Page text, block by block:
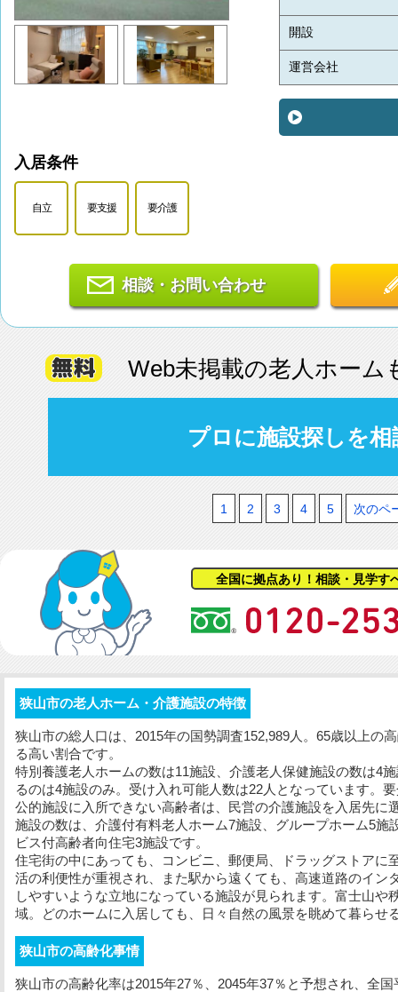
開設
運営会社
入居条件
自立 要支援 要介護
相談・お問い合わせ
Web未掲載の老人ホーム
プロに施設探しを
1 2 3 4 5 次のペ
全国に拠点あり！相談・見学す
狭山市の老人ホーム・介護施設の特徴
狭山市の総人口は、2015年の国勢調査152,989人。65歳以上の
る高い割合です。
特別養護老人ホームの数は11施設、介護老人保健施設の数は4
るのは4施設のみ。受け入れ可能人数は22人となっています。
公的施設に入所できない高齢者は、民営の介護施設を入居先に
施設の数は、介護付有料老人ホーム7施設、グループホーム5施
ビス付高齢者向住宅3施設です。
住宅街の中にあっても、コンビニ、郵便局、ドラッグストアに
活の利便性が重視され、また駅から遠くても、高速道路のイン
しやすいような立地になっている施設が見られます。富士山や
域。どのホームに入居しても、日々自然の風景を眺めて暮らせ
狭山市の高齢化事情
狭山市の高齢化率は2015年27％、2045年37％と予想され、全